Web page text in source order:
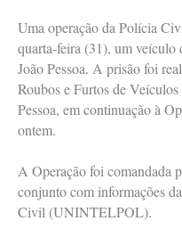
Uma operação da Polícia
quarta-feira (31), um veículo
João Pessoa. A prisão foi
Roubos e Furtos de
Pessoa, em continuação à
ontem.
A Operação foi comandada
conjunto com informações
Civil (UNINTELPOL).